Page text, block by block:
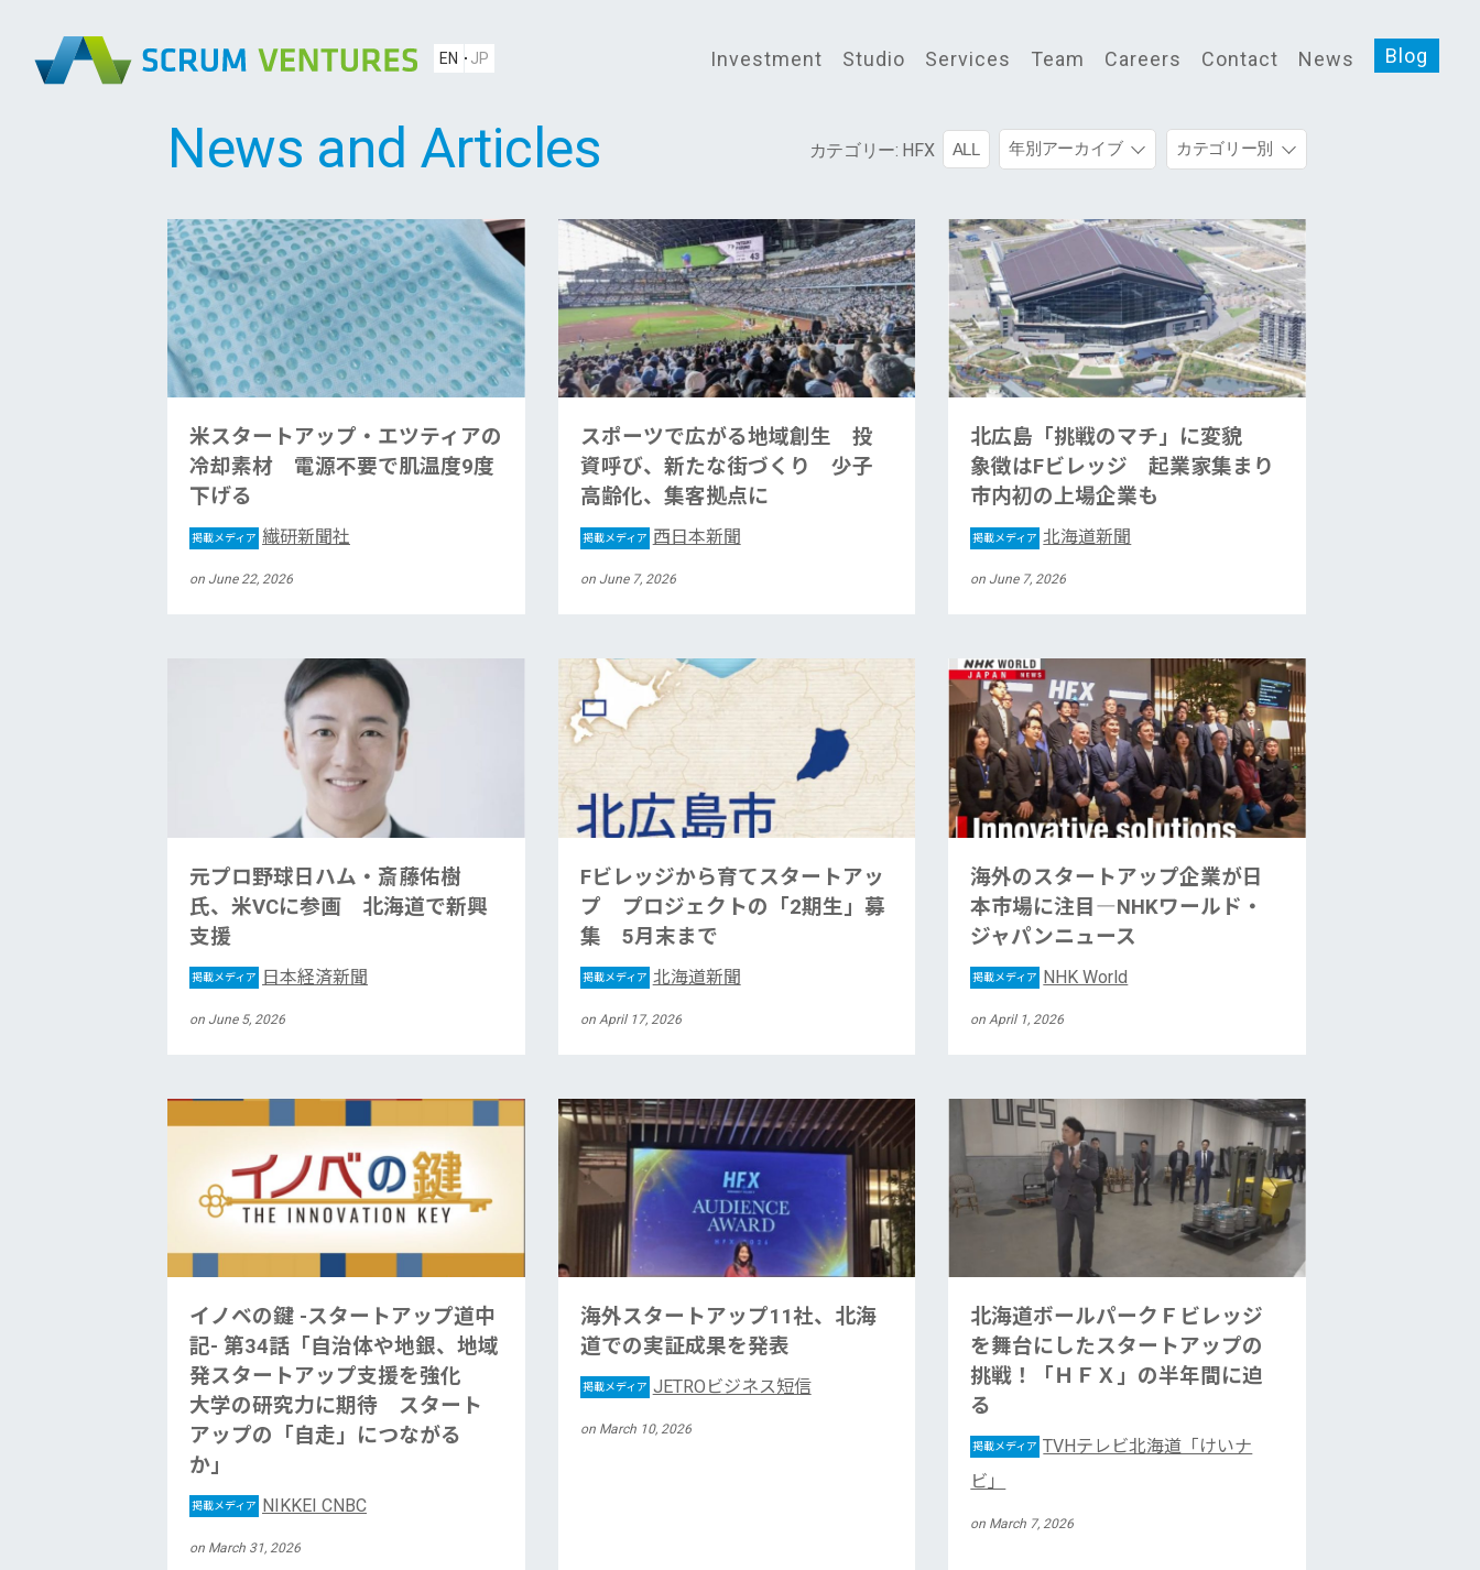
EN JP Investment Studio Services Team Careers Contact News Blog
News and Articles カテゴリー: HFX ALL 年別アーカイブ カテゴリー別
米スタートアップ・エツティアの
冷却素材 電源不要で肌温度9度
下げる
掲載メディア 繊研新聞社
on June 22, 2026
スポーツで広がる地域創生 投
資呼び、新たな街づくり 少子
高齢化、集客拠点に
掲載メディア 西日本新聞
on June 7, 2026
北広島「挑戦のマチ」に変貌
象徴はFビレッジ 起業家集まり
市内初の上場企業も
掲載メディア 北海道新聞
on June 7, 2026
元プロ野球日ハム・斎藤佑樹
氏、米VCに参画 北海道で新興
支援
掲載メディア 日本経済新聞
on June 5, 2026
Fビレッジから育てスタートアッ
プ プロジェクトの「2期生」募
集 5月末まで
掲載メディア 北海道新聞
on April 17, 2026
海外のスタートアップ企業が日
本市場に注目―NHKワールド・
ジャパンニュース
掲載メディア NHK World
on April 1, 2026
イノベの鍵 -スタートアップ道中
記- 第34話「自治体や地銀、地域
発スタートアップ支援を強化
大学の研究力に期待 スタート
アップの「自走」につながる
か」
掲載メディア NIKKEI CNBC
on March 31, 2026
海外スタートアップ11社、北海
道での実証成果を発表
掲載メディア JETROビジネス短信
on March 10, 2026
北海道ボールパークＦビレッジ
を舞台にしたスタートアップの
挑戦！「ＨＦＸ」の半年間に迫
る
掲載メディア TVHテレビ北海道「けいナ
ビ」
on March 7, 2026